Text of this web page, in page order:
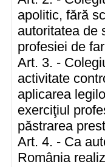
apolitic, fără
autoritatea de
profesiei de
Art. 3. -
activitate
aplicarea
exerciţiul
păstrarea
Art. 4. - Ca
România